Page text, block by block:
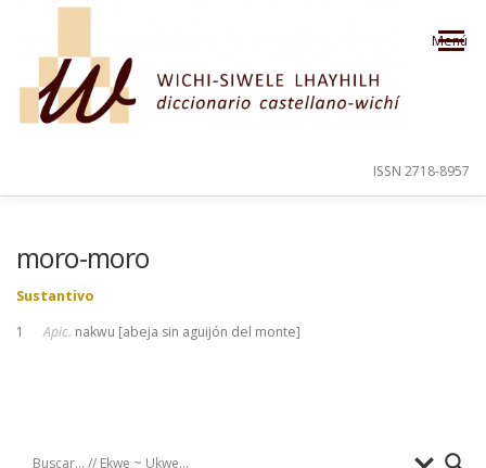
Saltar al contenido
Menú
ISSN 2718-8957
moro-moro
Sustantivo
1Apic. nakwu [abeja sin aguijón del monte]